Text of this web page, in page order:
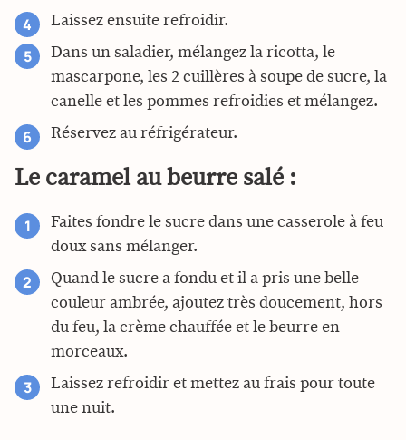
Laissez ensuite refroidir.
Dans un saladier, mélangez la ricotta, le
mascarpone, les 2 cuillères à soupe de sucre, la
canelle et les pommes refroidies et mélangez.
Réservez au réfrigérateur.
Le caramel au beurre salé :
Faites fondre le sucre dans une casserole à feu
doux sans mélanger.
Quand le sucre a fondu et il a pris une belle
couleur ambrée, ajoutez très doucement, hors
du feu, la crème chauffée et le beurre en
morceaux.
Laissez refroidir et mettez au frais pour toute
une nuit.